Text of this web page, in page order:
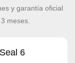
y garantía oficial
meses.
6